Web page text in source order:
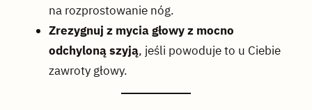
na rozprostowanie nóg.
Zrezygnuj z mycia głowy z mocno
odchyloną szyją, jeśli powoduje to u Ciebie
zawroty głowy.